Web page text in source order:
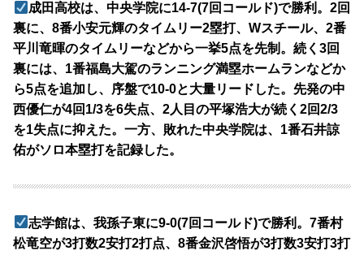
成田高校は、中央学院に14-7(7回コールド)で勝利。2回
裏に、8番小安元輝のタイムリー2塁打、Wスチール、2番
平川竜暉のタイムリーなどから一挙5点を先制。続く3回
裏には、1番福島大駕のランニング満塁ホームランなどか
ら5点を追加し、序盤で10-0と大量リードした。先発の中
西優仁が4回1/3を6失点、2人目の平塚浩大が続く2回2/3
を1失点に抑えた。一方、敗れた中央学院は、1番石井諒
佑がソロ本塁打を記録した。
志学館は、我孫子東に9-0(7回コールド)で勝利。7番村
松竜空が3打数2安打2打点、8番金沢啓悟が3打数3安打3打